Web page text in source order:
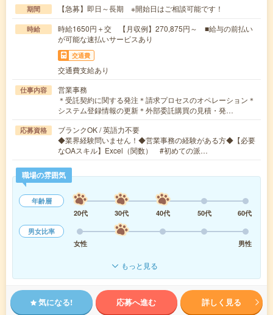
期間 【急募】即日～長期 ※開始日はご相談可能です！
時給
時給1650円＋交 【月収例】270,875円～ ■給与の前払い
が可能な速払いサービスあり
交通費
交通費支給あり
仕事内容
営業事務
＊受託契約に関する発注＊請求プロセスのオペレーション＊
システム登録情報の更新＊外部委託購買の見積・発…
応募資格
ブランクOK / 英語力不要
◆業界経験問いません！◆営業事務の経験がある方◆【必要
なOAスキル】Excel（関数） #初めての派…
職場の雰囲気
年齢層
20代
30代 40代 50代
60代
男女比率
女性
男性
もっと見る
気になる! 応募へ進む 詳しく見る